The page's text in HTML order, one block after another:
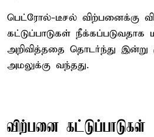
பெட்ரோல்-டீசல் விற்பனைக்கு
கட்டுப்பாடுகள் நீக்கப்படுவதாக
அறிவித்ததை தொடர்ந்து
அமலுக்கு வந்தது.
விற்பனை கட்டுப்பாடுகள்